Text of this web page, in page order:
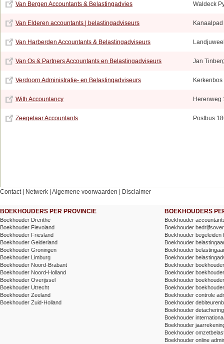
Van Bergen Accountants & Belastingadvies Waldeck
Van Elderen accountants | belastingadviseurs
Van Harberden Accountants & Belastingadviseurs
Van Os & Partners Accountants en Belastingadviseurs Jan
Verdoorn Administratie- en Belastingadviseurs
With Accountancy Herenweg
Zeegelaar Accountants Postbus
Contact| Netwerk Algemene voorwaarden Disclaimer
BOEKHOUDERS PER PROVINCIE
Boekhouder Drenthe
Boekhouder Flevoland
Boekhouder Friesland
Boekhouder Gelderland
Boekhouder Groningen
Boekhouder Limburg
Boekhouder Noord-Brabant
Boekhouder Noord-Holland
Boekhouder Overijssel
Boekhouder Utrecht
Boekhouder Zeeland
Boekhouder Zuid-Holland
BOEKHOUDERS
Boekhouder
Boekhouder
Boekhouder
Boekhouder
Boekhouder
Boekhouder
Boekhouder
Boekhouder
Boekhouder
Boekhouder
Boekhouder controle
Boekhouder
Boekhouder
Boekhouder
Boekhouder
Boekhouder
Boekhouder online